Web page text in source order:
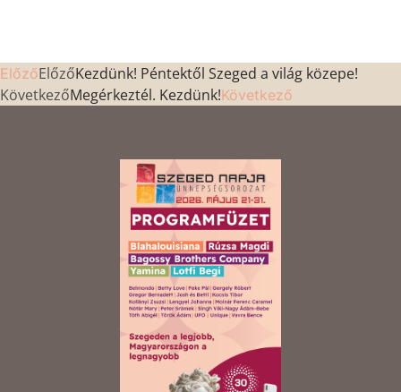
ElőzőElőzőKezdünk! Péntektől Szeged a világ közepe!
KövetkezőMegérkeztél. Kezdünk!Következő